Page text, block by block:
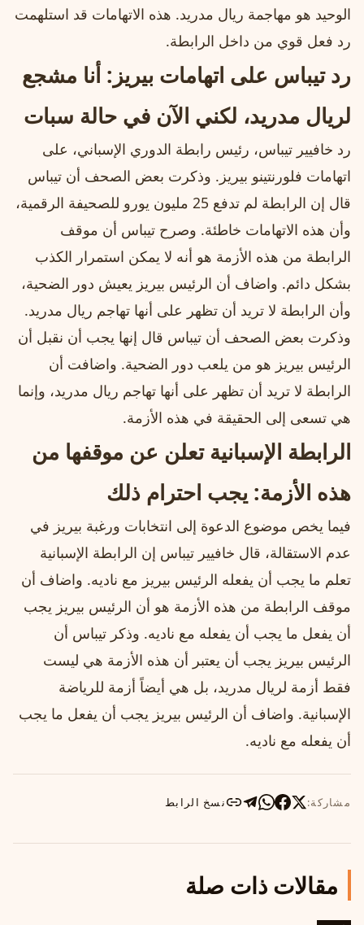
الوحيد هو مهاجمة ريال مدريد. هذه الاتهامات قد استلهمت
رد فعل قوي من داخل الرابطة.
رد تيباس على اتهامات بيريز: أنا مشجع
لريال مدريد، لكني الآن في حالة سبات
رد خافيير تيباس، رئيس رابطة الدوري الإسباني، على
اتهامات فلورنتينو بيريز. وذكرت بعض الصحف أن تيباس
قال إن الرابطة لم تدفع 25 مليون يورو للصحيفة الرقمية،
وأن هذه الاتهامات خاطئة. وصرح تيباس أن موقف
الرابطة من هذه الأزمة هو أنه لا يمكن استمرار الكذب
بشكل دائم. واضاف أن الرئيس بيريز يعيش دور الضحية،
وأن الرابطة لا تريد أن تظهر على أنها تهاجم ريال مدريد.
وذكرت بعض الصحف أن تيباس قال إنها يجب أن نقبل أن
الرئيس بيريز هو من يلعب دور الضحية. واضافت أن
الرابطة لا تريد أن تظهر على أنها تهاجم ريال مدريد، وإنما
هي تسعى إلى الحقيقة في هذه الأزمة.
الرابطة الإسبانية تعلن عن موقفها من
هذه الأزمة: يجب احترام ذلك
فيما يخص موضوع الدعوة إلى انتخابات ورغبة بيريز في
عدم الاستقالة، قال خافيير تيباس إن الرابطة الإسبانية
تعلم ما يجب أن يفعله الرئيس بيريز مع ناديه. واضاف أن
موقف الرابطة من هذه الأزمة هو أن الرئيس بيريز يجب
أن يفعل ما يجب أن يفعله مع ناديه. وذكر تيباس أن
الرئيس بيريز يجب أن يعتبر أن هذه الأزمة هي ليست
فقط أزمة لريال مدريد، بل هي أيضاً أزمة للرياضة
الإسبانية. واضاف أن الرئيس بيريز يجب أن يفعل ما يجب
أن يفعله مع ناديه.
مشاركة: نسخ الرابط
مقالات ذات صلة